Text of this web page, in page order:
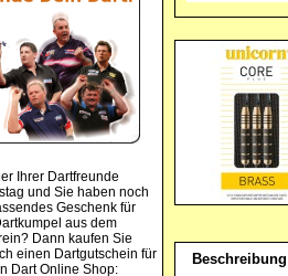
Ihrer Dartfreunde
und Sie haben noch
Geschenk für
aus dem
Dann kaufen Sie
einen Dartgutschein für
Dart Online Shop:
Beschreibung